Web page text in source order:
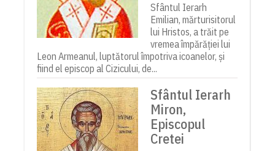
Sfântul Ierarh
Emilian, mărturisitorul
lui Hristos, a trăit pe
vremea împărăției lui
Leon Armeanul, luptătorul împotriva icoanelor, și
fiind el episcop al Cizicului, de...
Sfântul Ierarh
Miron,
Episcopul
Cretei